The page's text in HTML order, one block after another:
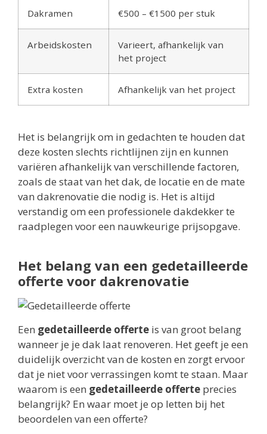
Dakramen €500 – €1500 per stuk
Arbeidskosten
Varieert, afhankelijk van
het project
Extra kosten Afhankelijk van het project
Het is belangrijk om in gedachten te houden dat
deze kosten slechts richtlijnen zijn en kunnen
variëren afhankelijk van verschillende factoren,
zoals de staat van het dak, de locatie en de mate
van dakrenovatie die nodig is. Het is altijd
verstandig om een professionele dakdekker te
raadplegen voor een nauwkeurige prijsopgave.
Het belang van een gedetailleerde
offerte voor dakrenovatie
Een gedetailleerde offerte is van groot belang
wanneer je je dak laat renoveren. Het geeft je een
duidelijk overzicht van de kosten en zorgt ervoor
dat je niet voor verrassingen komt te staan. Maar
waarom is een gedetailleerde offerte precies
belangrijk? En waar moet je op letten bij het
beoordelen van een offerte?